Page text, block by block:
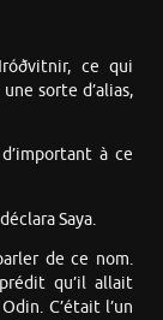
ce qui
sorte d’alias,
à ce
Saya.
de ce nom.
qu’il allait
C’était l’un